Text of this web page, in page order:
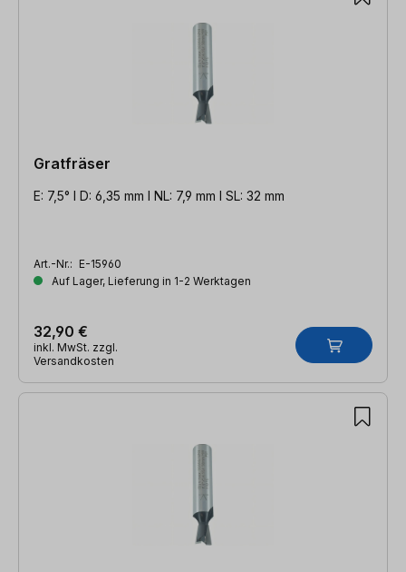
Gratfräser
E: 7,5° l D: 6,35 mm l NL: 7,9 mm l SL: 32 mm
Art.-Nr.: E-15960
Auf Lager, Lieferung in 1-2 Werktagen
32,90 €
inkl. MwSt. zzgl.
Versandkosten